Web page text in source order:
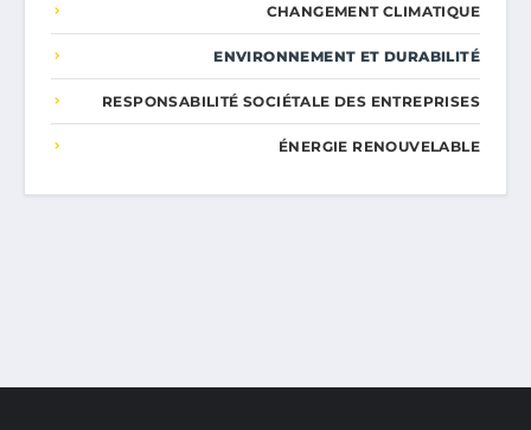
CHANGEMENT CLIMATIQUE
ENVIRONNEMENT ET DURABILITÉ
RESPONSABILITÉ SOCIÉTALE DES ENTREPRISES
ÉNERGIE RENOUVELABLE